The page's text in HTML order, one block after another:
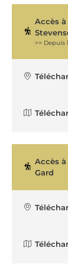
Accès
>> Depuis
Accès
Gard